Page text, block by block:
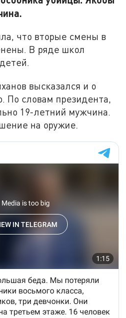
что вторые смены в
В ряде школ
высказался и о
По словам президента,
19-летний мужчина.
на оружие.